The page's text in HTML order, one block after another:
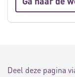
Deel deze pagina